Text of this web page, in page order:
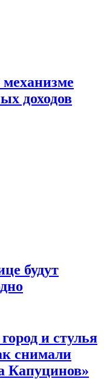
доходов
будут
и стулья
снимали
Капуцинов»